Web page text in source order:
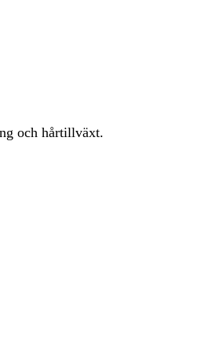
och hårtillväxt.